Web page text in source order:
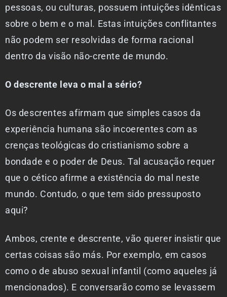
pessoas, ou culturas, possuem intuições idênticas
sobre o bem e o mal. Estas intuições conflitantes
não podem ser resolvidas de forma racional
dentro da visão não-crente de mundo.
O descrente leva o mal a sério?
Os descrentes afirmam que simples casos da
experiência humana são incoerentes com as
crenças teológicas do cristianismo sobre a
bondade e o poder de Deus. Tal acusação requer
que o cético afirme a existência do mal neste
mundo. Contudo, o que tem sido pressuposto
aqui?
Ambos, crente e descrente, vão querer insistir que
certas coisas são más. Por exemplo, em casos
como o de abuso sexual infantil (como aqueles já
mencionados). E conversarão como se levassem